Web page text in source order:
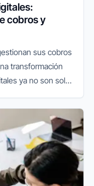
cobros y
sus cobros
transformación
ya no son solo